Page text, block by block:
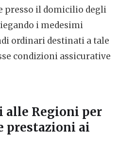
presso il domicilio degli
i medesimi
ordinari destinati a tale
condizioni assicurative
alle Regioni per
prestazioni ai